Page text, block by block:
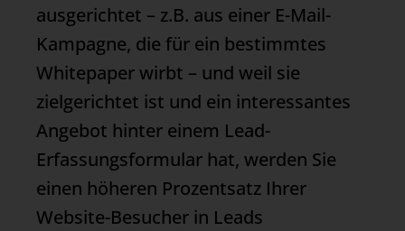
ausgerichtet – z.B. aus einer E-Mail-
Kampagne, die für ein bestimmtes
Whitepaper wirbt – und weil sie
zielgerichtet ist und ein interessantes
Angebot hinter einem Lead-
Erfassungsformular hat, werden Sie
einen höheren Prozentsatz Ihrer
Website-Besucher in Leads